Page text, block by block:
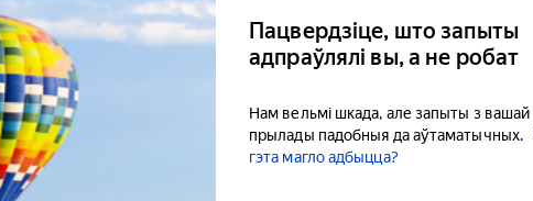
Пацвердзіце, што запыты
адпраўлялі вы, а не робат
Нам вельмі шкада, але запыты з вашай
прылады падобныя да аўтаматычных.
гэта магло адбыцца?